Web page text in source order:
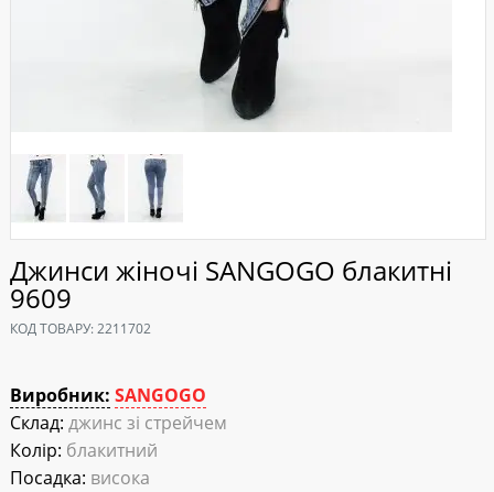
Джинси жіночі SANGOGO блакитні
9609
КОД ТОВАРУ:2211702
Виробник: SANGOGO
Склад: джинс зі стрейчем
Колір: блакитний
Посадка: висока